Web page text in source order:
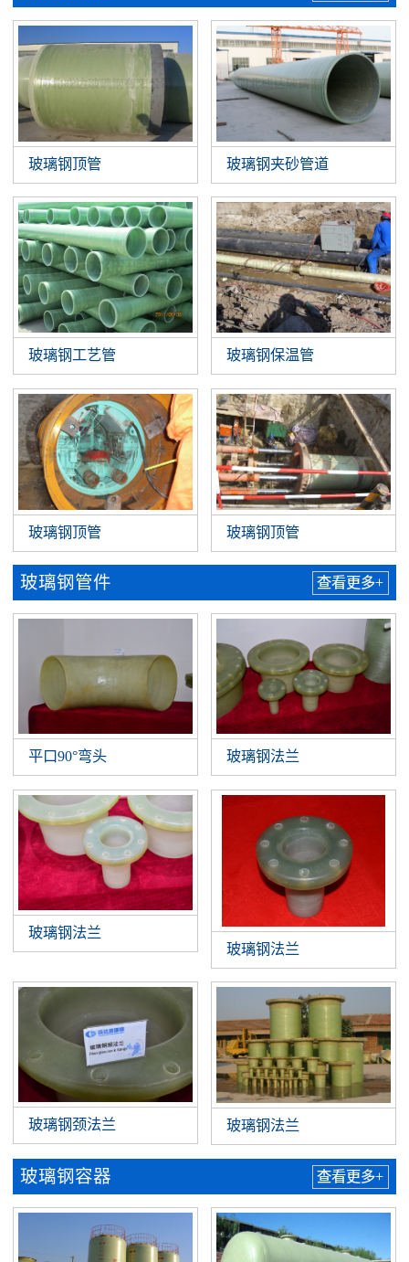
玻璃钢顶管 玻璃钢夹砂管道
玻璃钢工艺管 玻璃钢保温管
玻璃钢顶管 玻璃钢顶管
玻璃钢管件 查看更多+
平口90°弯头 玻璃钢法兰
玻璃钢法兰
玻璃钢法兰
玻璃钢颈法兰 玻璃钢法兰
玻璃钢容器 查看更多+